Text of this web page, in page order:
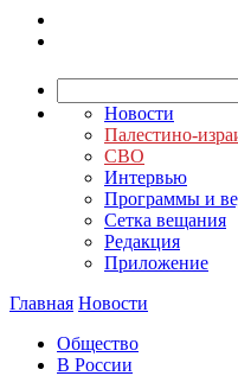
Новости
Палестино-
СВО
Интервью
Программы и
Сетка вещания
Редакция
Приложение
Главная Новости
Общество
В России